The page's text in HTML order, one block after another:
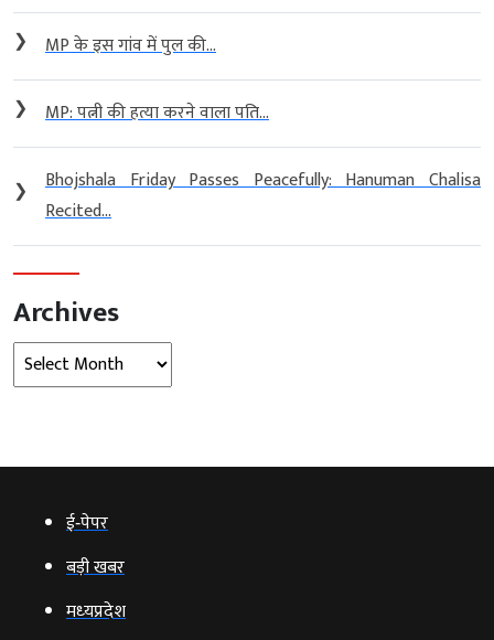
❯ MP के इस गांव में पुल की...
❯ MP: पत्नी की हत्या करने वाला पति...
❯
Bhojshala Friday Passes Peacefully: Hanuman Chalisa
Recited...
Archives
Archives
ई‑पेपर
बड़ी खबर
मध्‍यप्रदेश